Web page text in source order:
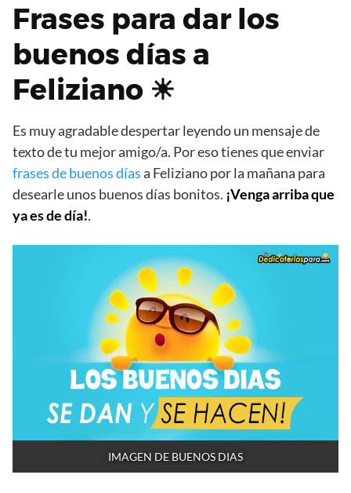
Frases para dar los
buenos días a
Feliziano ☀
Es muy agradable despertar leyendo un mensaje de
texto de tu mejor amigo/a. Por eso tienes que enviar
frases de buenos díasa Feliziano por la mañana para
desearle unos buenos días bonitos. ¡Venga arriba que
ya es de día!.
IMAGEN DE BUENOS DIAS